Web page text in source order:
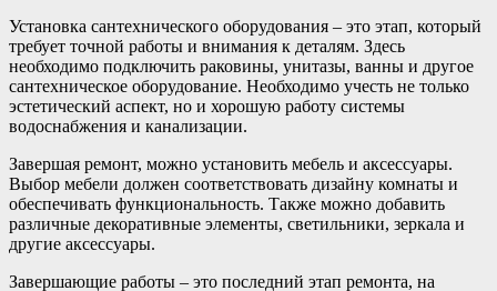
Установка сантехнического оборудования – это этап, который
требует точной работы и внимания к деталям. Здесь
необходимо подключить раковины, унитазы, ванны и другое
сантехническое оборудование. Необходимо учесть не только
эстетический аспект, но и хорошую работу системы
водоснабжения и канализации.
Завершая ремонт, можно установить мебель и аксессуары.
Выбор мебели должен соответствовать дизайну комнаты и
обеспечивать функциональность. Также можно добавить
различные декоративные элементы, светильники, зеркала и
другие аксессуары.
Завершающие работы – это последний этап ремонта, на